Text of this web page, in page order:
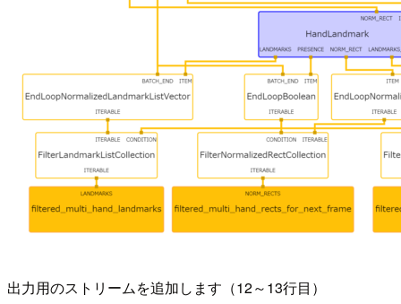
出力用のストリームを追加します（12～13行目）